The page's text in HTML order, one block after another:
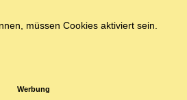
müssen Cookies aktiviert sein.
Werbung